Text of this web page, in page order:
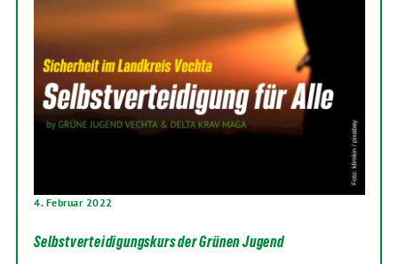
4. Februar 2022
Selbstverteidigungskurs der Grünen Jugend